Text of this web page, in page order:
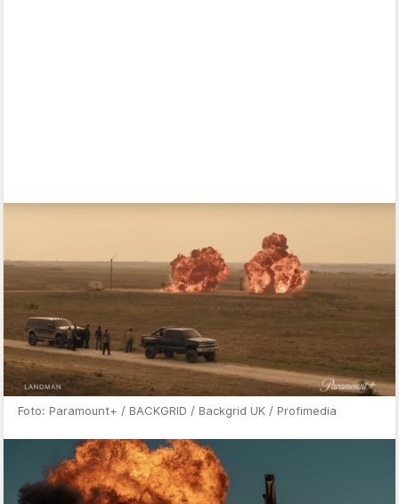
Foto: Paramount+ / BACKGRID / Backgrid UK / Profimedia